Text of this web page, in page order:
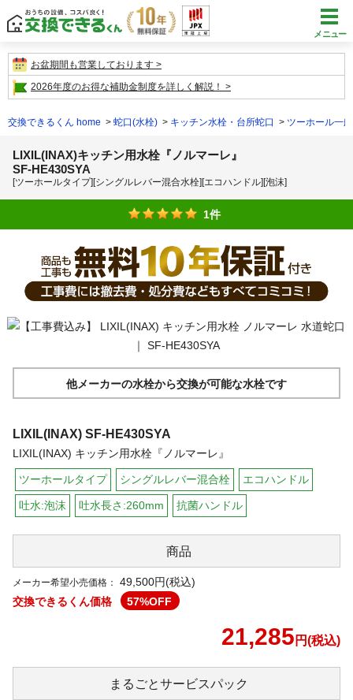
メニュー
お盆期間も営業しております
2026年度のお得な補助金制度を詳しく解説！
交換できるくん home 蛇口(水栓) キッチン水栓・台所蛇口 ツーホール一
LIXIL(INAX)キッチン用水栓『ノルマーレ』
SF-HE430SYA
[ツーホールタイプ][シングルレバー混合水栓][エコハンドル][泡沫]
1件
他メーカーの水栓から交換が可能な水栓です
LIXIL(INAX) SF-HE430SYA
LIXIL(INAX) キッチン用水栓『ノルマーレ』
ツーホールタイプ シングルレバー混合栓 エコハンドル
吐水:泡沫 吐水長さ:260mm 抗菌ハンドル
商品
メーカー希望小売価格：
49,500円(税込)
交換できるくん価格
57%OFF
21,285 円(税込)
まるごとサービスパック